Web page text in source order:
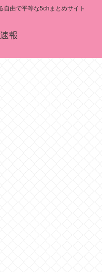
自由で平等な5chまとめサイト
報